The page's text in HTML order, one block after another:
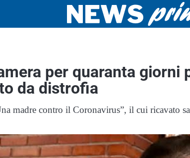
per quaranta giorni
da distrofia
madre contro il Coronavirus”, il cui ricavato